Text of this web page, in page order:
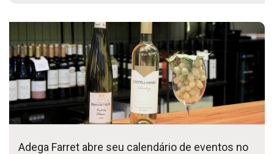
Adega Farret abre seu calendário de eventos no